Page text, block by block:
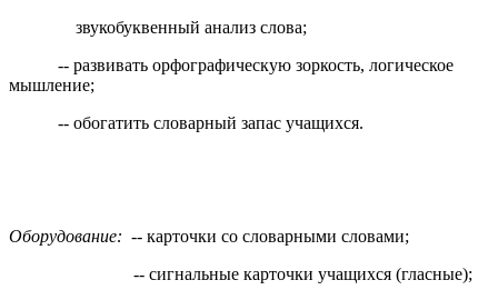
звукобуквенный анализ слова;
-- развивать орфографическую зоркость, логическое
мышление;
-- обогатить словарный запас учащихся.
Оборудование: -- карточки со словарными словами;
-- сигнальные карточки учащихся (гласные);